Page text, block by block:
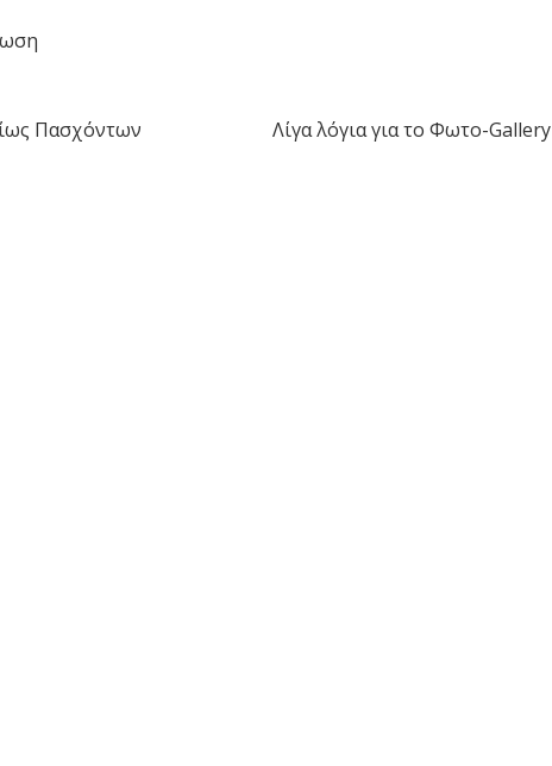
Πασχόντων Λίγα λόγια για το Φωτο-Gallery